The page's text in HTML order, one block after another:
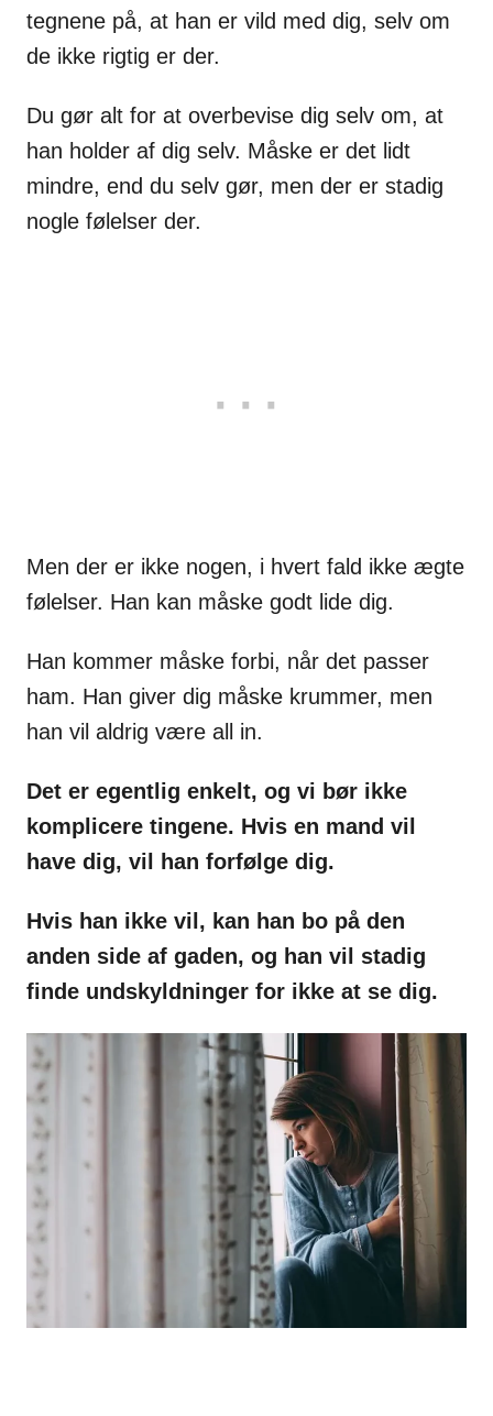
tegnene på, at han er vild med dig, selv om
de ikke rigtig er der.
Du gør alt for at overbevise dig selv om, at
han holder af dig selv. Måske er det lidt
mindre, end du selv gør, men der er stadig
nogle følelser der.
Men der er ikke nogen, i hvert fald ikke ægte
følelser. Han kan måske godt lide dig.
Han kommer måske forbi, når det passer
ham. Han giver dig måske krummer, men
han vil aldrig være all in.
Det er egentlig enkelt, og vi bør ikke
komplicere tingene. Hvis en mand vil
have dig, vil han forfølge dig.
Hvis han ikke vil, kan han bo på den
anden side af gaden, og han vil stadig
finde undskyldninger for ikke at se dig.